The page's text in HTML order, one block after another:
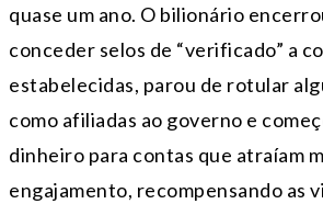
quase um ano. O bilionário
conceder selos de “verificado” a
estabelecidas, parou de rotular
como afiliadas ao governo e
dinheiro para contas que atraíam
engajamento, recompensando as